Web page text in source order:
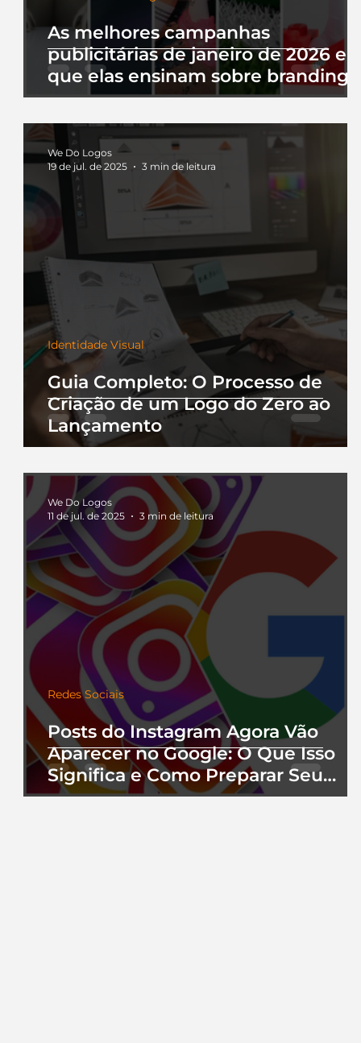
As melhores campanhas
publicitárias de janeiro de 2026 e
que elas ensinam sobre branding
Guia Completo: O Processo de
Criação de um Logo do Zero ao
Lançamento
Identidade Visual
We Do Logos
19 de jul. de 2025
3 min de leitura
Posts do Instagram Agora Vão
Aparecer no Google: O Que Isso
Significa e Como Preparar Seu
Perfil
Redes Sociais
We Do Logos
11 de jul. de 2025
3 min de leitura